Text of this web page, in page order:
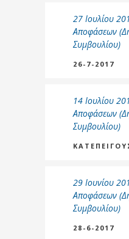
27 Ιουλίου
Αποφάσεων
Συμβουλίου)
26-7-2017
14 Ιουλίου
Αποφάσεων
Συμβουλίου)
29 Ιουνίου
Αποφάσεων
Συμβουλίου)
28-6-2017